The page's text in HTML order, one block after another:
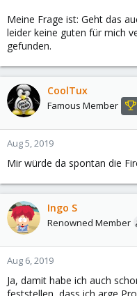
Meine Frage ist: Geht das
leider keine guten für mich
gefunden.
CoolTux
Famous Member
Aug 5, 2019
Mir würde da spontan die
Ingo S
Renowned Member
Aug 6, 2019
Ja, damit habe ich auch